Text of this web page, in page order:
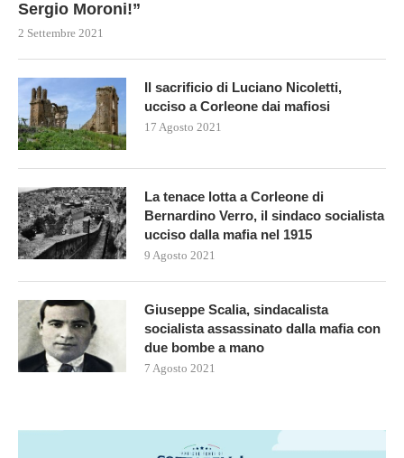
Sergio Moroni!”
2 Settembre 2021
Il sacrificio di Luciano Nicoletti,
ucciso a Corleone dai mafiosi
17 Agosto 2021
La tenace lotta a Corleone di
Bernardino Verro, il sindaco socialista
ucciso dalla mafia nel 1915
9 Agosto 2021
Giuseppe Scalia, sindacalista
socialista assassinato dalla mafia con
due bombe a mano
7 Agosto 2021